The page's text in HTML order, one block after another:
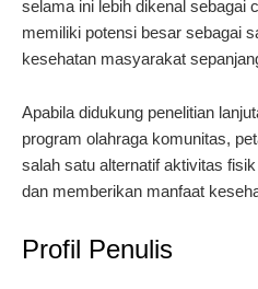
selama ini lebih dikenal sebagai
memiliki potensi besar sebagai
kesehatan masyarakat
Apabila didukung penelitian
program olahraga komunitas,
salah satu alternatif aktivitas
dan memberikan manfaat
Profil Penulis